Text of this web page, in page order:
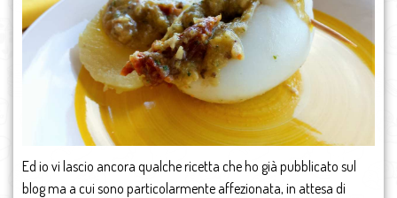
Ed io vi lascio ancora qualche ricetta che ho già pubblicato sul
blog ma a cui sono particolarmente affezionata, in attesa di